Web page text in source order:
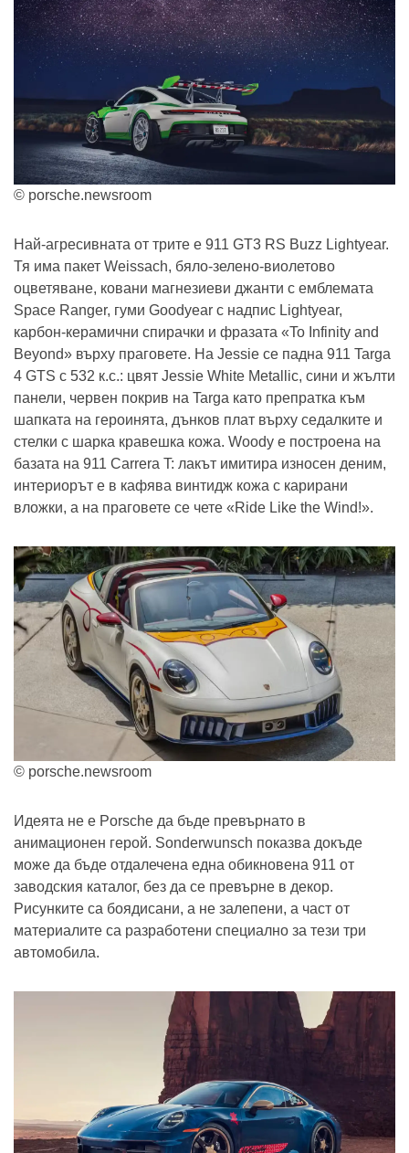
© porsche.newsroom
Най-агресивната от трите е 911 GT3 RS Buzz Lightyear.
Тя има пакет Weissach, бяло-зелено-виолетово
оцветяване, ковани магнезиеви джанти с емблемата
Space Ranger, гуми Goodyear с надпис Lightyear,
карбон-керамични спирачки и фразата «To Infinity and
Beyond» върху праговете. На Jessie се падна 911 Targa
4 GTS с 532 к.с.: цвят Jessie White Metallic, сини и жълти
панели, червен покрив на Targa като препратка към
шапката на героинята, дънков плат върху седалките и
стелки с шарка кравешка кожа. Woody е построена на
базата на 911 Carrera T: лакът имитира износен деним,
интериорът е в кафява винтидж кожа с карирани
вложки, а на праговете се чете «Ride Like the Wind!».
© porsche.newsroom
Идеята не е Porsche да бъде превърнато в
анимационен герой. Sonderwunsch показва докъде
може да бъде отдалечена една обикновена 911 от
заводския каталог, без да се превърне в декор.
Рисунките са боядисани, а не залепени, а част от
материалите са разработени специално за тези три
автомобила.